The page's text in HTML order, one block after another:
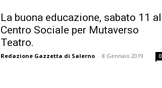
La buona educazione, sabato 11 al
Centro Sociale per Mutaverso
Teatro.
Redazione Gazzetta di Salerno - 8 Gennaio 2019 0